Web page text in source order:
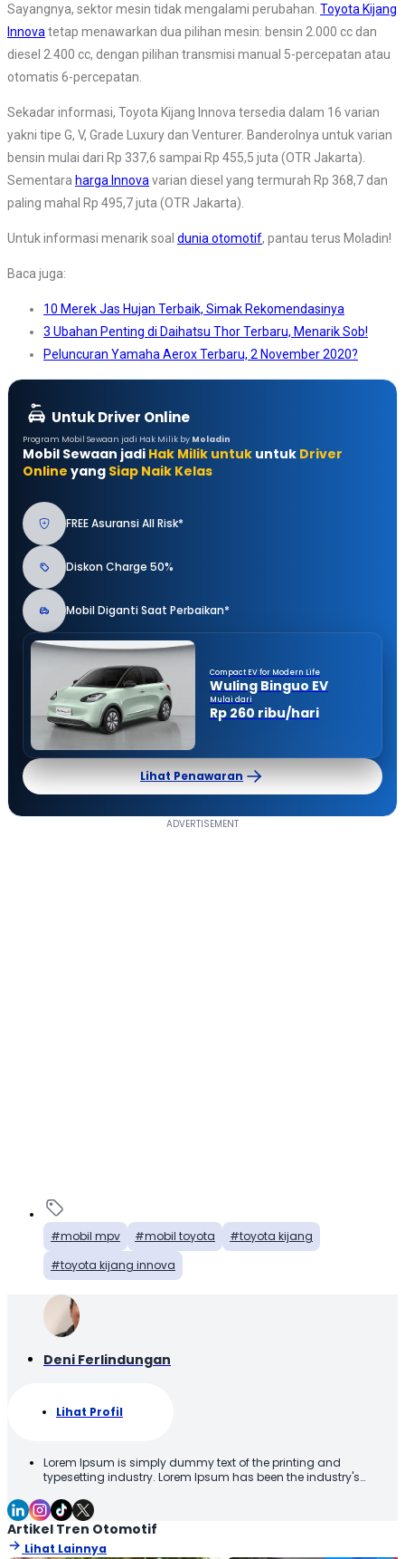
Sayangnya, sektor mesin tidak mengalami perubahan. Toyota Kijang
Innova tetap menawarkan dua pilihan mesin: bensin 2.000 cc dan
diesel 2.400 cc, dengan pilihan transmisi manual 5-percepatan atau
otomatis 6-percepatan.
Sekadar informasi, Toyota Kijang Innova tersedia dalam 16 varian
yakni tipe G, V, Grade Luxury dan Venturer. Banderolnya untuk varian
bensin mulai dari Rp 337,6 sampai Rp 455,5 juta (OTR Jakarta).
Sementara harga Innova varian diesel yang termurah Rp 368,7 dan
paling mahal Rp 495,7 juta (OTR Jakarta).
Untuk informasi menarik soal dunia otomotif, pantau terus Moladin!
Baca juga:
10 Merek Jas Hujan Terbaik, Simak Rekomendasinya
3 Ubahan Penting di Daihatsu Thor Terbaru, Menarik Sob!
Peluncuran Yamaha Aerox Terbaru, 2 November 2020?
Untuk Driver Online
Program Mobil Sewaan jadi Hak Milik by Moladin
Mobil Sewaan jadi Hak Milik untuk untuk Driver
Online yang Siap Naik Kelas
FREE Asuransi All Risk*
Diskon Charge 50%
Mobil Diganti Saat Perbaikan*
Compact EV for Modern Life
Wuling Binguo EV
Mulai dari
Rp 260 ribu/hari
Lihat Penawaran
mobil mpv mobil toyota
toyota kijang
toyota kijang innova
Deni Ferlindungan
Lihat Profil
Lorem Ipsum is simply dummy text of the printing and
typesetting industry. Lorem Ipsum has been the industry's
printer took a galley of type and scrambled it to make a type
specimen book. It has survived not only five centuries, but also
the leap into electronic typesetting, remaining essentially
unchanged. It was popularised in the 1960s with the release of
Artikel Tren Otomotif
Lihat Lainnya